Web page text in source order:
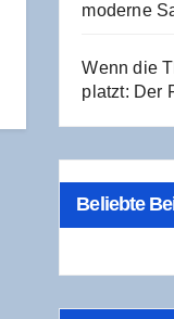
moder­ne
Wenn die
platzt: Der
Beliebte